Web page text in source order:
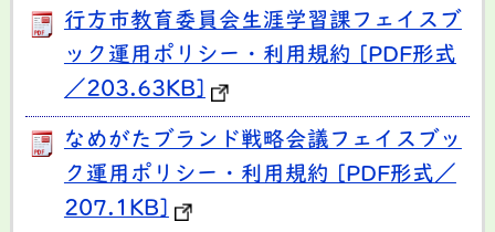
行方市教育委員会生涯学習課フェイスブ
ック運用ポリシー・利用規約 [PDF形式
／203.63KB]
なめがたブランド戦略会議フェイスブッ
ク運用ポリシー・利用規約 [PDF形式／
207.1KB]